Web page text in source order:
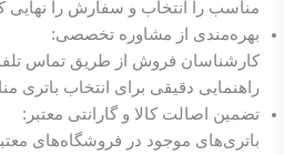
مناسب را انتخاب و سفارش را نهایی
بهره‌مندی از مشاوره تخصصی:
کارشناسان فروش از طریق تماس
راهنمایی دقیقی برای انتخاب باتری
تضمین اصالت کالا و گارانتی معتبر:
باتری‌های موجود در فروشگاه‌های